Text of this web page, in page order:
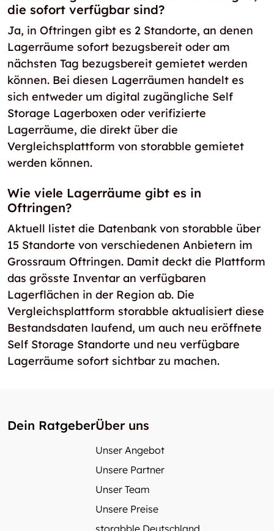
die sofort verfügbar sind?
Ja, in Oftringen gibt es 2 Standorte, an denen
Lagerräume sofort bezugsbereit oder am
nächsten Tag bezugsbereit gemietet werden
können. Bei diesen Lagerräumen handelt es
sich entweder um digital zugängliche Self
Storage Lagerboxen oder verifizierte
Lagerräume, die direkt über die
Vergleichsplattform von storabble gemietet
werden können.
Wie viele Lagerräume gibt es in
Oftringen?
Aktuell listet die Datenbank von storabble über
15 Standorte von verschiedenen Anbietern im
Grossraum Oftringen. Damit deckt die Plattform
das grösste Inventar an verfügbaren
Lagerflächen in der Region ab. Die
Vergleichsplattform storabble aktualisiert diese
Bestandsdaten laufend, um auch neu eröffnete
Self Storage Standorte und neu verfügbare
Lagerräume sofort sichtbar zu machen.
Dein RatgeberÜber uns
Unser Angebot
Unsere Partner
Unser Team
Unsere Preise
storabble Deutschland